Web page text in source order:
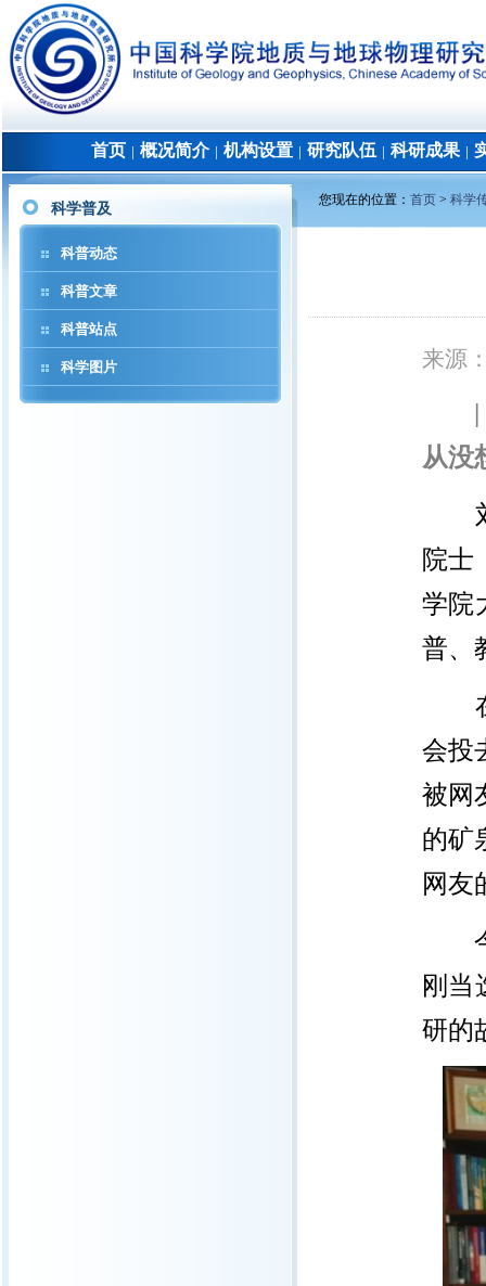
首页 概况简介│ 机构设置 研究队伍 科研成果│
科学普及
科普动态
科普文章
科普站点
科学图片
您现在的位置： 首页 > 科学
来源
|
从没
刘
院士
学院
普、
在
会投
被网
的矿
网友
今
刚当
研的